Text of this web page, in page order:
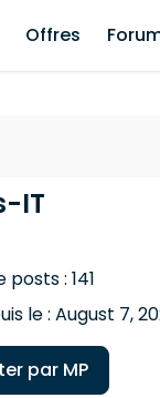
Offres
IT
: 141
le : August 7,
par MP